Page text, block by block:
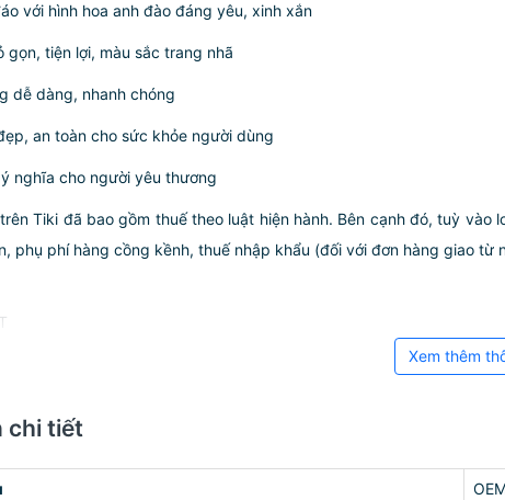
với hình hoa anh đào đáng yêu, xinh xắn
gọn, tiện lợi, màu sắc trang nhã
dễ dàng, nhanh chóng
an toàn cho sức khỏe người dùng
nghĩa cho người yêu thương
Tiki đã bao gồm thuế theo luật hiện hành. Bên cạnh đó, tuỳ
phụ phí hàng cồng kềnh, thuế nhập khẩu (đối với đơn hàng giao từ
Xem thêm
chi tiết